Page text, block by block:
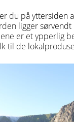
du på yttersiden
ligger
er et ypperlig
til de